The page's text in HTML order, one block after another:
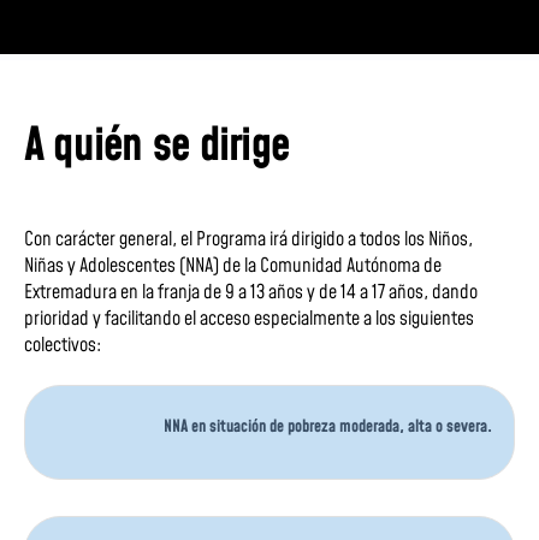
A quién se dirige
Con carácter general, el Programa irá dirigido a todos los Niños,
Niñas y Adolescentes (NNA) de la Comunidad Autónoma de
Extremadura en la franja de 9 a 13 años y de 14 a 17 años, dando
prioridad y facilitando el acceso especialmente a los siguientes
colectivos:
NNA en situación de pobreza moderada, alta o severa.